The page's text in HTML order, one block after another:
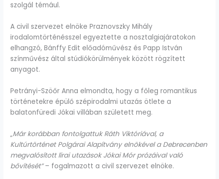
szolgál témául.
A civil szervezet elnöke Praznovszky Mihály
irodalomtörténésszel egyeztette a nosztalgiajáratokon
elhangzó, Bánffy Edit előadóművész és Papp István
színművész által stúdiókörülmények között rögzített
anyagot.
Petrányi-Szöőr Anna elmondta, hogy a főleg romantikus
történetekre épülő szépirodalmi utazás ötlete a
balatonfüredi Jókai villában született meg.
„Már korábban fontolgattuk Ráth Viktóriával, a
Kultúrtörténet Polgárai Alapítvány elnökével a Debrecenben
megvalósított lírai utazások Jókai Mór prózáival való
bővítését”– fogalmazott a civil szervezet elnöke.